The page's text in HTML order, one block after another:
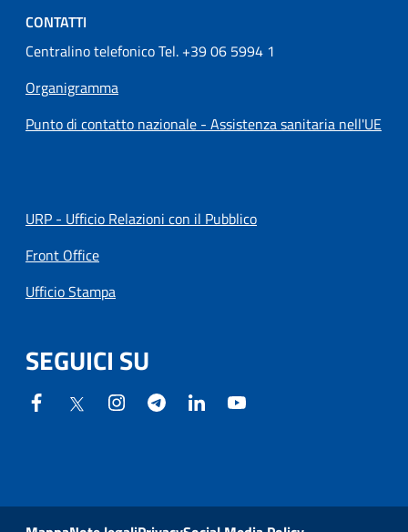
CONTATTI
Centralino telefonico Tel. +39 06 5994 1
Organigramma
Punto di contatto nazionale - Assistenza sanitaria nell'UE
URP - Ufficio Relazioni con il Pubblico
Front Office
Ufficio Stampa
SEGUICI SU